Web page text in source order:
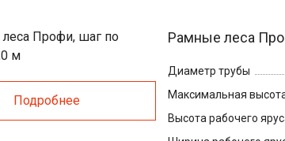
Подробнее
Рамные леса
Диаметр трубы
Максимальная
Высота рабочего